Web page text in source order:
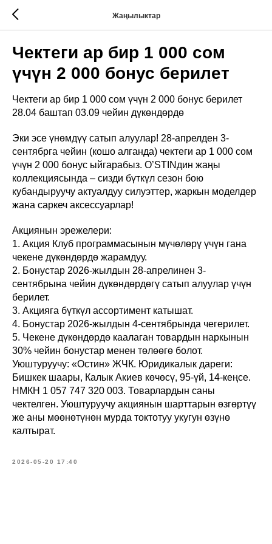
Жаңылыктар
Чектеги ар бир 1 000 сом
үчүн 2 000 бонус берилет
Чектеги ар бир 1 000 сом үчүн 2 000 бонус берилет
28.04 баштап 03.09 чейин дүкөндөрдө
Эки эсе үнөмдүү сатып алуулар! 28-апрелден 3-
сентябрга чейин (кошо алганда) чектеги ар 1 000 сом
үчүн 2 000 бонус ыйгарабыз. O’STINдин жаңы
коллекциясында – сизди бүткүл сезон бою
кубандыруучу актуалдуу силуэттер, жаркын моделдер
жана саркеч аксессуарлар!
Акциянын эрежелери:
1. Акция Клуб программасынын мүчөлөрү үчүн гана
чекене дүкөндөрдө жарамдуу.
2. Бонустар 2026-жылдын 28-апрелинен 3-
сентябрына чейин дүкөндөрдөгү сатып алуулар үчүн
берилет.
3. Акцияга бүткүл ассортимент катышат.
4. Бонустар 2026-жылдын 4-сентябрында чегерилет.
5. Чекене дүкөндөрдө каалаган товардын наркынын
30% чейин бонустар менен төлөөгө болот.
Уюштуруучу: «Остин» ЖЧК. Юридикалык дареги:
Бишкек шаары, Калык Акиев көчөсү, 95-үй, 14-кеңсе.
НМКН 1 057 747 320 003. Товарлардын саны
чектелген. Уюштуруучу акциянын шарттарын өзгөртүү
же аны мөөнөтүнөн мурда токтотуу укугун өзүнө
калтырат.
2026-05-20 17:40